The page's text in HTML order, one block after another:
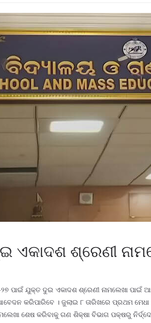
ଏକାଦଶ ଶ୍ରେଣୀ
ପାଇଁ ଯୁକ୍ତ ଦୁଇ ଏକାଦଶ ଶ୍ରେଣୀ ନାମଲେଖା
କରିପାରିବେ । ଜୁଲାଇ ୮ ତାରିଖରେ ପ୍ରଥମ
ଶେଷ କରିବାକୁ ଗଣ ଶିକ୍ଷା ବିଭାଗ ପକ୍ଷରୁ